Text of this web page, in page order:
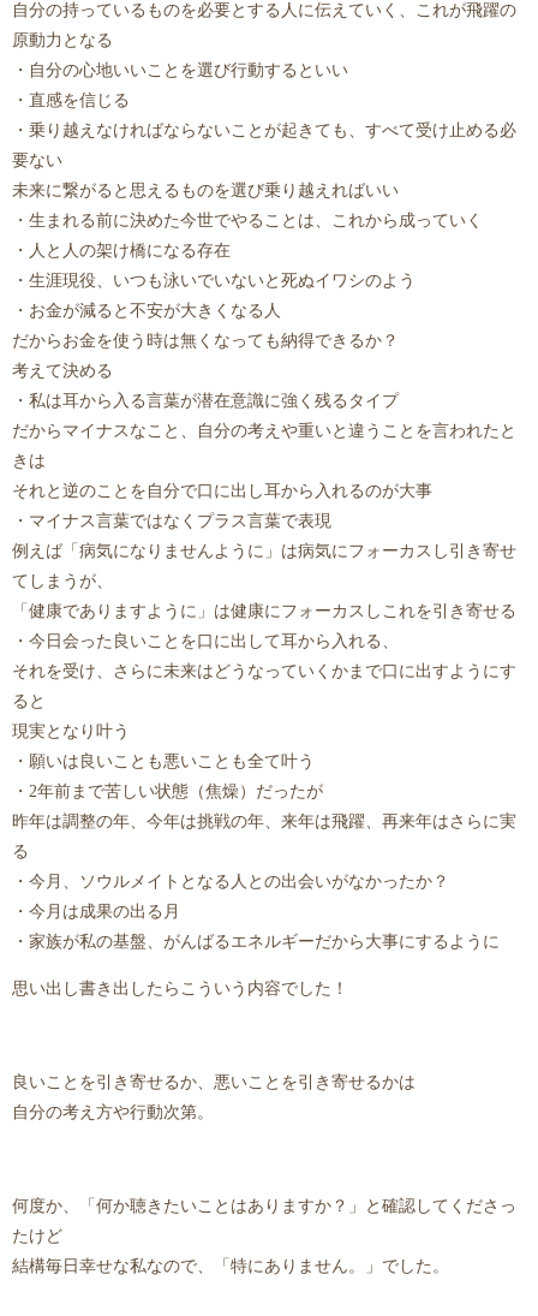
自分の持っているものを必要とする人に伝えていく、これが飛躍の
原動力となる
・自分の心地いいことを選び行動するといい
・直感を信じる
・乗り越えなければならないことが起きても、すべて受け止める必
要ない
未来に繋がると思えるものを選び乗り越えればいい
・生まれる前に決めた今世でやることは、これから成っていく
・人と人の架け橋になる存在
・生涯現役、いつも泳いでいないと死ぬイワシのよう
・お金が減ると不安が大きくなる人
だからお金を使う時は無くなっても納得できるか？
考えて決める
・私は耳から入る言葉が潜在意識に強く残るタイプ
だからマイナスなこと、自分の考えや重いと違うことを言われたと
きは
それと逆のことを自分で口に出し耳から入れるのが大事
・マイナス言葉ではなくプラス言葉で表現
例えば「病気になりませんように」は病気にフォーカスし引き寄せ
てしまうが、
「健康でありますように」は健康にフォーカスしこれを引き寄せる
・今日会った良いことを口に出して耳から入れる、
それを受け、さらに未来はどうなっていくかまで口に出すようにす
ると
現実となり叶う
・願いは良いことも悪いことも全て叶う
・2年前まで苦しい状態（焦燥）だったが
昨年は調整の年、今年は挑戦の年、来年は飛躍、再来年はさらに実
る
・今月、ソウルメイトとなる人との出会いがなかったか？
・今月は成果の出る月
・家族が私の基盤、がんばるエネルギーだから大事にするように
思い出し書き出したらこういう内容でした！
良いことを引き寄せるか、悪いことを引き寄せるかは
自分の考え方や行動次第。
何度か、「何か聴きたいことはありますか？」と確認してくださっ
たけど
結構毎日幸せな私なので、「特にありません。」でした。